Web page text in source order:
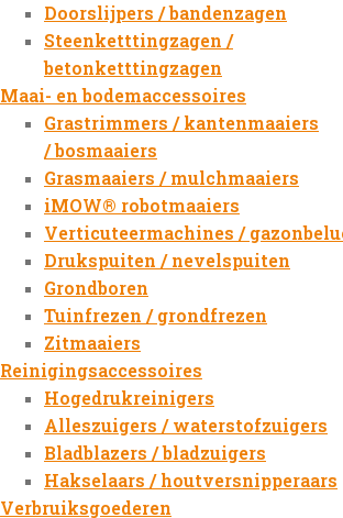
Doorslijpers / bandenzagen
Steenketttingzagen /
betonketttingzagen
Maai- en bodemaccessoires
Grastrimmers / kantenmaaiers
/ bosmaaiers
Grasmaaiers / mulchmaaiers
iMOW® robotmaaiers
Verticuteermachines /
Drukspuiten / nevelspuiten
Grondboren
Tuinfrezen / grondfrezen
Zitmaaiers
Reinigingsaccessoires
Hogedrukreinigers
Alleszuigers / waterstofzuigers
Bladblazers / bladzuigers
Hakselaars / houtversnipperaars
Verbruiksgoederen